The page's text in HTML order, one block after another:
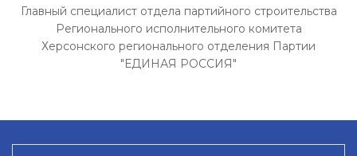
Главный специалист отдела партийного строительства
Регионального исполнительного комитета
Херсонского регионального отделения Партии
"ЕДИНАЯ РОССИЯ"